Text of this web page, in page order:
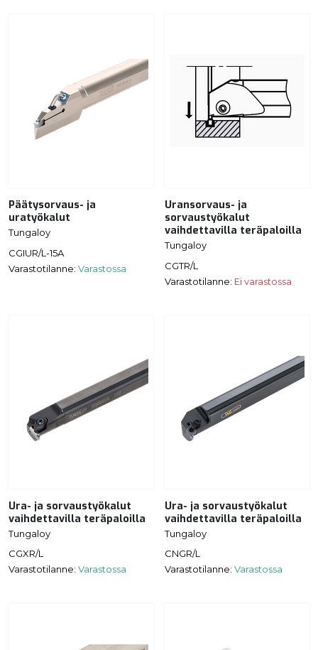
Päätysorvaus- ja
uratyökalut
Tungaloy
CGIUR/L-15A
Varastotilanne: Varastossa
Uransorvaus- ja
sorvaustyökalut
vaihdettavilla teräpaloilla
Tungaloy
CGTR/L
Varastotilanne: Ei varastossa
Ura- ja sorvaustyökalut
vaihdettavilla teräpaloilla
Tungaloy
CGXR/L
Varastotilanne: Varastossa
Ura- ja sorvaustyökalut
vaihdettavilla teräpaloilla
Tungaloy
CNGR/L
Varastotilanne: Varastossa